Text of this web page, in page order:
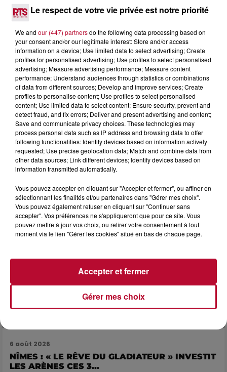
7 août 2026
DINER CONCERT À LA MJC DE MARSEILLAN
6 août 2026
NÎMES : « LE RÊVE DU GLADIATEUR » INVESTIT
LES ARÈNES CES 3...
Le respect de votre vie privée est notre priorité
We and our (447) partnersdo the following data processing based on
your consent and/or our legitimate interest: Store and/or access
information on a device; Use limited data to select advertising; Create
profiles for personalised advertising; Use profiles to select personalised
advertising; Measure advertising performance; Measure content
performance; Understand audiences through statistics or combinations
of data from different sources; Develop and improve services; Create
profiles to personalise content; Use profiles to select personalised
content; Use limited data to select content; Ensure security, prevent and
detect fraud, and fix errors; Deliver and present advertising and content;
Save and communicate privacy choices. These technologies may
process personal data such as IP address and browsing data to offer
following functionalities: Identify devices based on information actively
requested; Use precise geolocation data; Match and combine data from
other data sources; Link different devices; Identify devices based on
information transmitted automatically.
Vous pouvez accepter en cliquant sur "Accepter et fermer", ou affiner en
sélectionnant les finalités et/ou partenaires dans "Gérer mes choix".
Vous pouvez également refuser en cliquant sur "Continuer sans
accepter". Vos préférences ne s'appliqueront que pour ce site. Vous
pouvez mettre à jour vos choix, ou retirer votre consentement à tout
moment via le lien "Gérer les cookies" situé en bas de chaque page.
Gérer mes choix
Accepter et fermer